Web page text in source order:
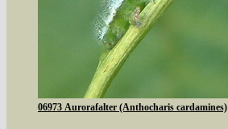
06973 Aurorafalter (Anthocharis cardamines)